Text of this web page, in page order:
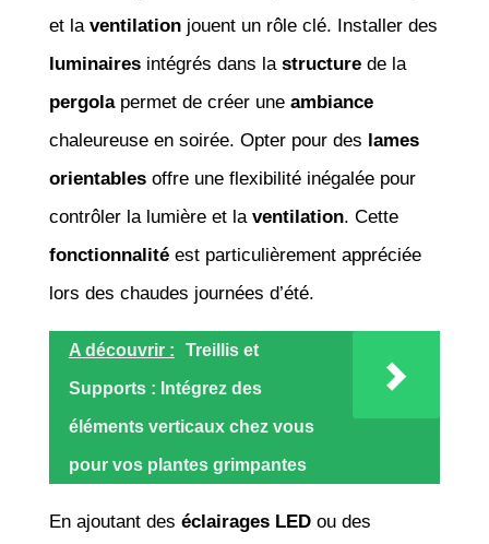
et la ventilationjouent un rôle clé. Installer des
luminairesintégrés dans la structurede la
pergolapermet de créer une ambiance
chaleureuse en soirée. Opter pour des lames
orientablesoffre une flexibilité inégalée pour
contrôler la lumière et la ventilation. Cette
fonctionnalitéest particulièrement appréciée
lors des chaudes journées d’été.
A découvrir : Treillis et
Supports : Intégrez des
éléments verticaux chez vous
pour vos plantes grimpantes
En ajoutant des éclairages LEDou des